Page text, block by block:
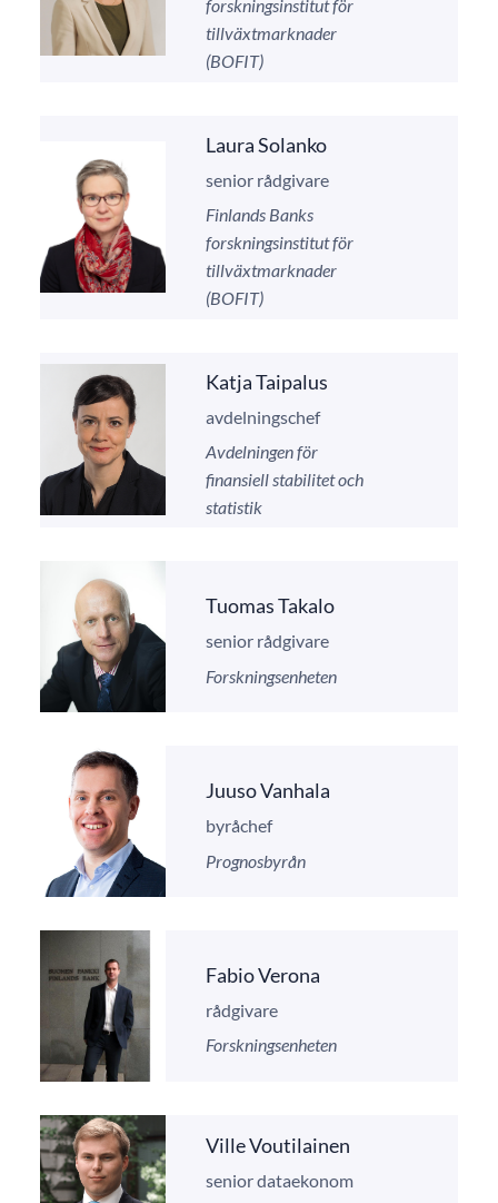
forskningsinstitut för
tillväxtmarknader
(BOFIT)
Laura Solanko
senior rådgivare
Finlands Banks
forskningsinstitut för
tillväxtmarknader
(BOFIT)
Katja Taipalus
avdelningschef
Avdelningen för
finansiell stabilitet och
statistik
Tuomas Takalo
senior rådgivare
Forskningsenheten
Juuso Vanhala
byråchef
Prognosbyrån
Fabio Verona
rådgivare
Forskningsenheten
Ville Voutilainen
senior dataekonom